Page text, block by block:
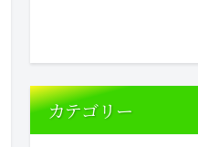
カテゴリー